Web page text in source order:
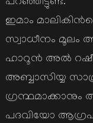
പറഞ്ഞിട്ടുണ്ട്.
ഇമാം
സ്വാധീനം മൂലം
ഹാറൂന്‍ അല്‍
അബ്ബാസിയ്യ
ഗ്രന്ഥമാക്കാനും
പദവിയോ